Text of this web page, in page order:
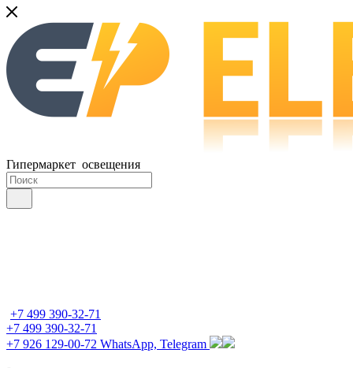
Гипермаркет освещения
+7 499 390-32-71
+7 499 390-32-71
+7 926 129-00-72 WhatsApp, Telegram